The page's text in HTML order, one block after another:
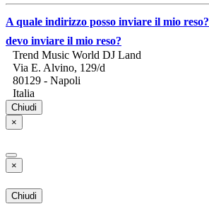
A quale indirizzo posso inviare il mio reso?
devo inviare il mio reso?
Trend Music World DJ Land
Via E. Alvino, 129/d
80129 - Napoli
Italia
Chiudi
×
×
Chiudi